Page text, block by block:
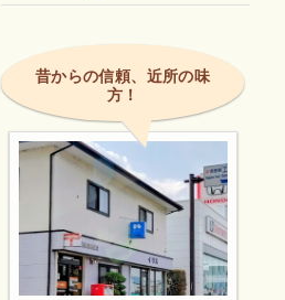
昔からの信頼、近所の味
方！